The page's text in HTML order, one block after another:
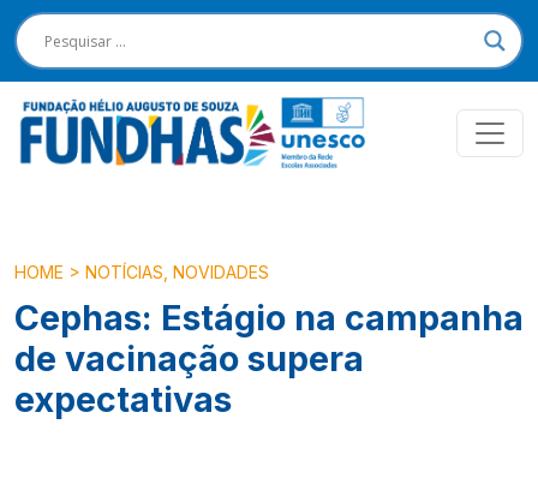
HOME > NOTÍCIAS NOVIDADES
Cephas: Estágio na campanha
de vacinação supera
expectativas